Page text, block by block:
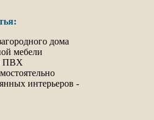
дома
мебели
ПВХ
интерьеров -